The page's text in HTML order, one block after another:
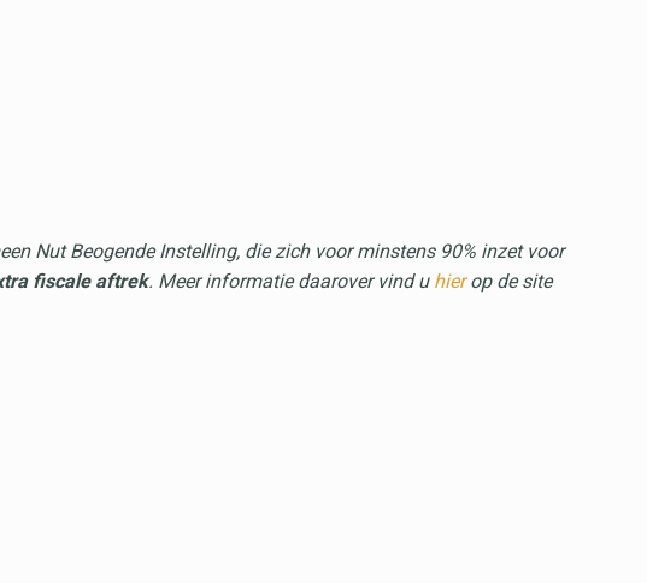
Nut Beogende Instelling, die zich voor minstens 90% inzet voor
fiscale aftrek. Meer informatie daarover vind u hierop de site